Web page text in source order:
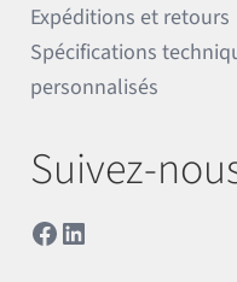
Expéditions et retours
Spécifications
personnalisés
Suivez-
Facebook
LinkedIn